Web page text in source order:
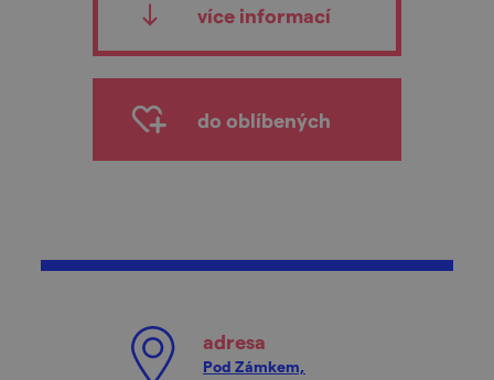
více informací
do oblíbených
adresa
Pod Zámkem,